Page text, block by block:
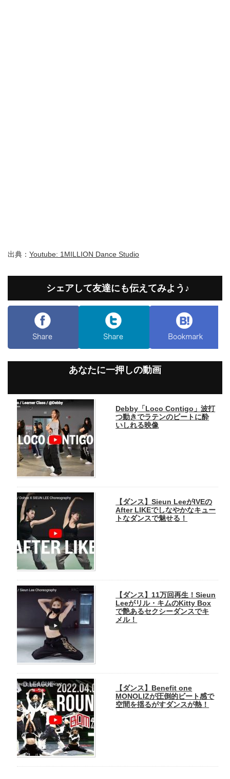
出典： Youtube: 1MILLION Dance Studio
シェアして友達にも伝えてみよう♪
あなたに一押しの動画
Debby「Loco Contigo」波打
つ動きでラテンのビートに酔
いしれる映像
【ダンス】Sieun LeeがIVEの
After LIKEでしなやかなキュー
トなダンスで魅せる！
【ダンス】11万回再生！Sieun
Leeがリル・キムのKitty Box
で艶あるセクシーダンスでキ
メル！
【ダンス】Benefit one
MONOLIZが圧倒的ビート感で
空間を揺るがすダンスが熱！